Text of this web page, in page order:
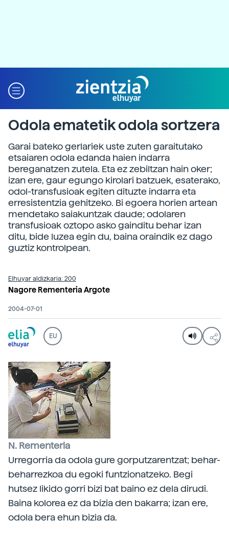
Odola ematetik odola sortzera
Garai bateko gerlariek uste zuten garaitutako
etsaiaren odola edanda haien indarra
bereganatzen zutela. Eta ez zebiltzan hain oker;
izan ere, gaur egungo kirolari batzuek, esaterako,
odol-transfusioak egiten dituzte indarra eta
erresistentzia gehitzeko. Bi egoera horien artean
mendetako saiakuntzak daude; odolaren
transfusioak oztopo asko gainditu behar izan
ditu, bide luzea egin du, baina oraindik ez dago
guztiz kontrolpean.
Elhuyar aldizkaria: 200
Nagore Rementeria Argote
2004-07-01
EU
N. Rementeria
Urregorria da odola gure gorputzarentzat; behar-
beharrezkoa du egoki funtzionatzeko. Begi
hutsez likido gorri bizi bat baino ez dela dirudi.
Baina kolorea ez da bizia den bakarra; izan ere,
odola bera ehun bizia da.